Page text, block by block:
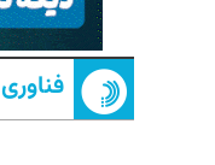
فناوری